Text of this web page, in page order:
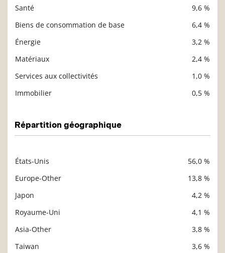
Santé
9,6 %
Biens de consommation de base
6,4 %
Énergie
3,2 %
Matériaux
2,4 %
Services aux collectivités
1,0 %
Immobilier
0,5 %
Répartition géographique
États-Unis
56,0 %
Europe-Other
13,8 %
Japon
4,2 %
Royaume-Uni
4,1 %
Asia-Other
3,8 %
Taiwan
3,6 %